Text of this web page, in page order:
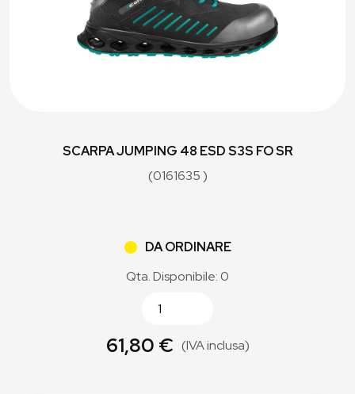
SCARPA JUMPING 48 ESD S3S FO SR
(0161635 )
DA ORDINARE
Qta. Disponibile: 0
61,80 € (IVA inclusa)